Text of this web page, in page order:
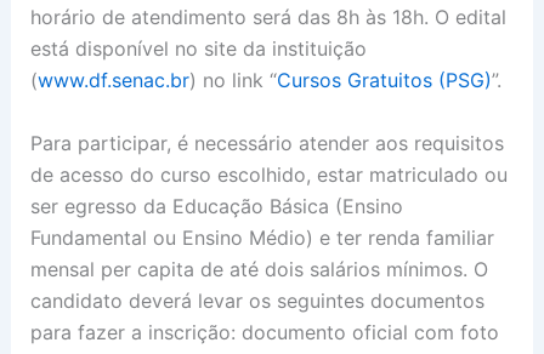
horário de atendimento será das 8h às 18h. O edital
está disponível no site da instituição
(www.df.senac.br) no link “Cursos Gratuitos (PSG)”.
Para participar, é necessário atender aos requisitos
de acesso do curso escolhido, estar matriculado ou
ser egresso da Educação Básica (Ensino
Fundamental ou Ensino Médio) e ter renda familiar
mensal per capita de até dois salários mínimos. O
candidato deverá levar os seguintes documentos
para fazer a inscrição: documento oficial com foto